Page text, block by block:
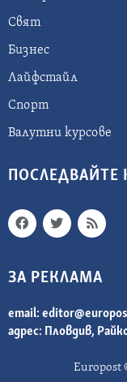
Свят
Бизнес
Лайфстайл
Спорт
Валутни курсове
ПОСЛЕДВАЙТЕ
ЗА РЕКЛАМА
email:
адрес: Пловдив,
Europost